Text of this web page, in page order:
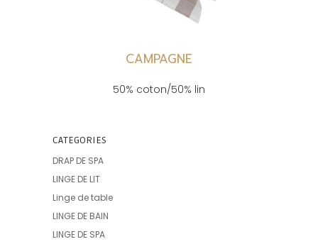
CAMPAGNE
50% coton/50% lin
CATEGORIES
DRAP DE SPA
LINGE DE LIT
Linge de table
LINGE DE BAIN
LINGE DE SPA